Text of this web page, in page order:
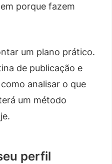
porque fazem
um plano prático.
de publicação e
analisar o que
um método
perfil